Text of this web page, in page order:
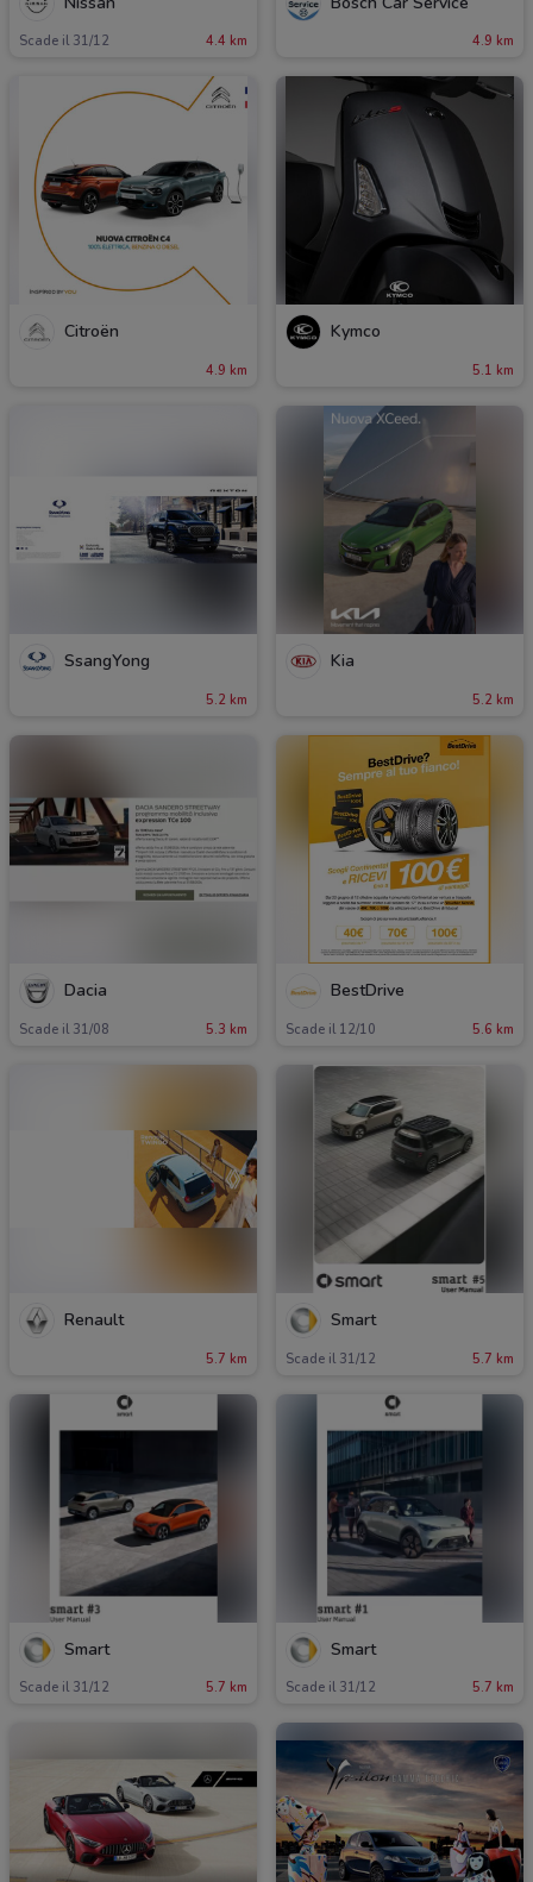
Scade il 31/12 4.4 km 4.9 km
Citroën
4.9 km
Kymco
5.1 km
SsangYong
5.2 km
Kia
5.2 km
Dacia
Scade il 31/08 5.3 km
BestDrive
Scade il 12/10 5.6 km
Renault
5.7 km
Smart
Scade il 31/12 5.7 km
Smart
Scade il 31/12 5.7 km
Smart
Scade il 31/12 5.7 km